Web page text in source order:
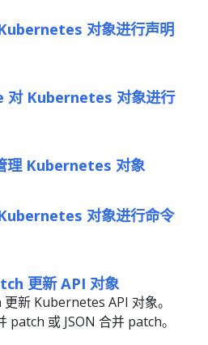
对象进行声明
Kubernetes 对象进行
理 Kubernetes 对象
对象进行命令
更新 API 对象
新 Kubernetes API 对象。
patch 或 JSON 合并 patch。